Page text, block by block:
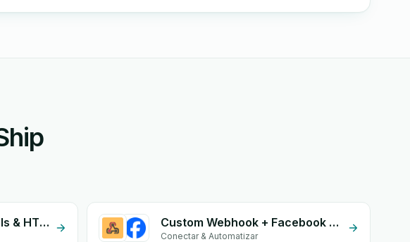
Custom Webhook + Tools & HTTP Custom Webhook + Facebook Leads
Conectar & Automatizar